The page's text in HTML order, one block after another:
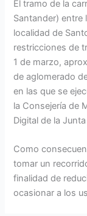
El tramo de la
Santander) entre
localidad de
restricciones de
1 de marzo,
de aglomerado
en las que se
la Consejería de
Digital de la
Como
tomar un
finalidad de
ocasionar a los